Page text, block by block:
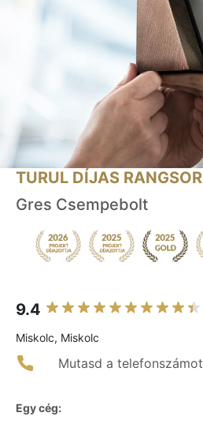
TURUL DÍJAS RANGSOR
Gres Csempebolt
9.4
Miskolc, Miskolc
Mutasd a telefonszámot
Egy cég: